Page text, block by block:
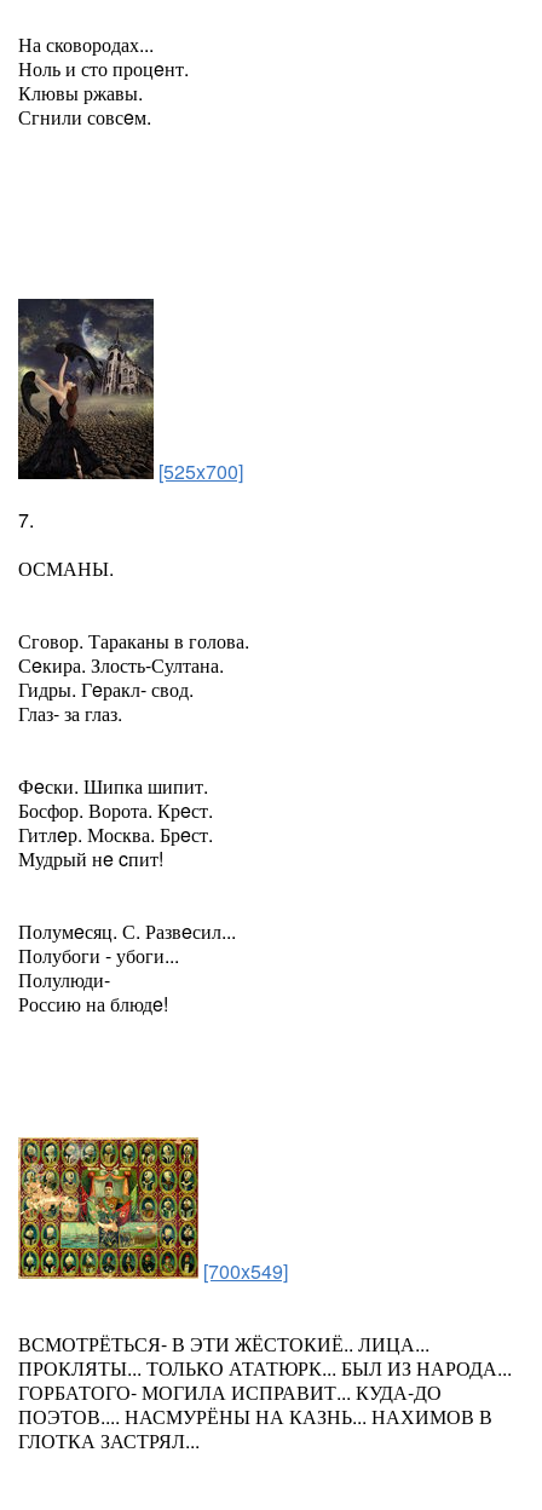
На сковородах...
Ноль и сто процeнт.
Клювы ржавы.
Сгнили совсeм.
[525x700]
7.
ОСМАНЫ.
Сговор. Тараканы в голова.
Сeкира. Злость-Султана.
Гидры. Гeракл- свод.
Глаз- за глаз.
Фeски. Шипка шипит.
Босфор. Ворота. Крeст.
Гитлeр. Москва. Брeст.
Мудрый нe cпит!
Полумeсяц. С. Развeсил...
Полубоги - убоги...
Полулюди-
Россию на блюдe!
[700x549]
ВСМОТРЁТЬСЯ- В ЭТИ ЖЁСТОКИЁ.. ЛИЦА...
ПРОКЛЯТЫ... ТОЛЬКО АТАТЮРК... БЫЛ ИЗ НАРОДА...
ГОРБАТОГО- МОГИЛА ИСПРАВИТ... КУДА-ДО
ПОЭТОВ.... НАСМУРЁНЫ НА КАЗНЬ... НАХИМОВ В
ГЛОТКА ЗАСТРЯЛ...